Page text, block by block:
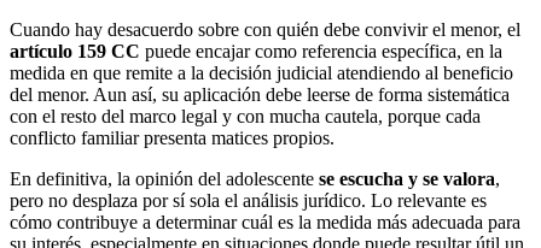
Cuando hay desacuerdo sobre con quién debe convivir el menor, el
artículo 159 CC puede encajar como referencia específica, en la
medida en que remite a la decisión judicial atendiendo al beneficio
del menor. Aun así, su aplicación debe leerse de forma sistemática
con el resto del marco legal y con mucha cautela, porque cada
conflicto familiar presenta matices propios.
En definitiva, la opinión del adolescente se escucha y se valora,
pero no desplaza por sí sola el análisis jurídico. Lo relevante es
cómo contribuye a determinar cuál es la medida más adecuada para
su interés, especialmente en situaciones donde puede resultar útil un